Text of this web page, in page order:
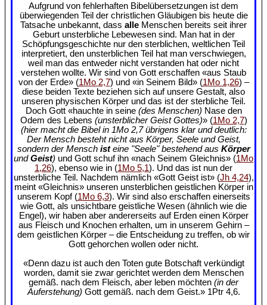
Aufgrund von fehlerhaften Bibelübersetzungen ist dem
überwiegenden Teil der christlichen Gläubigen bis heute die
Tatsache unbekannt, dass alle Menschen bereits seit ihrer
Geburt unsterbliche Lebewesen sind. Man hat in der
Schöpfungsgeschichte nur den sterblichen, weltlichen Teil
interpretiert, den unsterblichen Teil hat man verschwiegen,
weil man das entweder nicht verstanden hat oder nicht
verstehen wollte. Wir sind von Gott erschaffen «aus Staub
von der Erde» (1Mo 2,7) und «in Seinem Bild» (1Mo 1,26) –
diese beiden Texte beziehen sich auf unsere Gestalt, also
unseren physischen Körper und das ist der sterbliche Teil.
Doch Gott «hauchte in seine (des Menschen) Nase den
Odem des Lebens (unsterblicher Geist Gottes)» (1Mo 2,7)
(hier macht die Bibel in 1Mo 2,7 übrigens klar und deutlich:
Der Mensch besteht nicht aus Körper, Seele und Geist,
sondern der Mensch isteine "Seele" bestehend aus Körper
undGeist) und Gott schuf ihn «nach Seinem Gleichnis» (1Mo
1,26), ebenso wie in (1Mo 5,1). Und das ist nun der
unsterbliche Teil. Nachdem nämlich «Gott Geist ist» (Jh 4,24),
meint «Gleichnis» unseren unsterblichen geistlichen Körper in
unserem Kopf (1Mo 6,3). Wir sind also erschaffen einerseits
wie Gott, als unsichtbare geistliche Wesen (ähnlich wie die
Engel), wir haben aber andererseits auf Erden einen Körper
aus Fleisch und Knochen erhalten, um in unserem Gehirn –
dem geistlichen Körper – die Entscheidung zu treffen, ob wir
Gott gehorchen wollen oder nicht.
«Denn dazu ist auch den Toten gute Botschaft verkündigt
worden, damit sie zwar gerichtet werden dem Menschen
gemäß. nach dem Fleisch, aber leben möchten (in der
Auferstehung) Gott gemäß. nach dem Geist.» 1Ptr 4,6.